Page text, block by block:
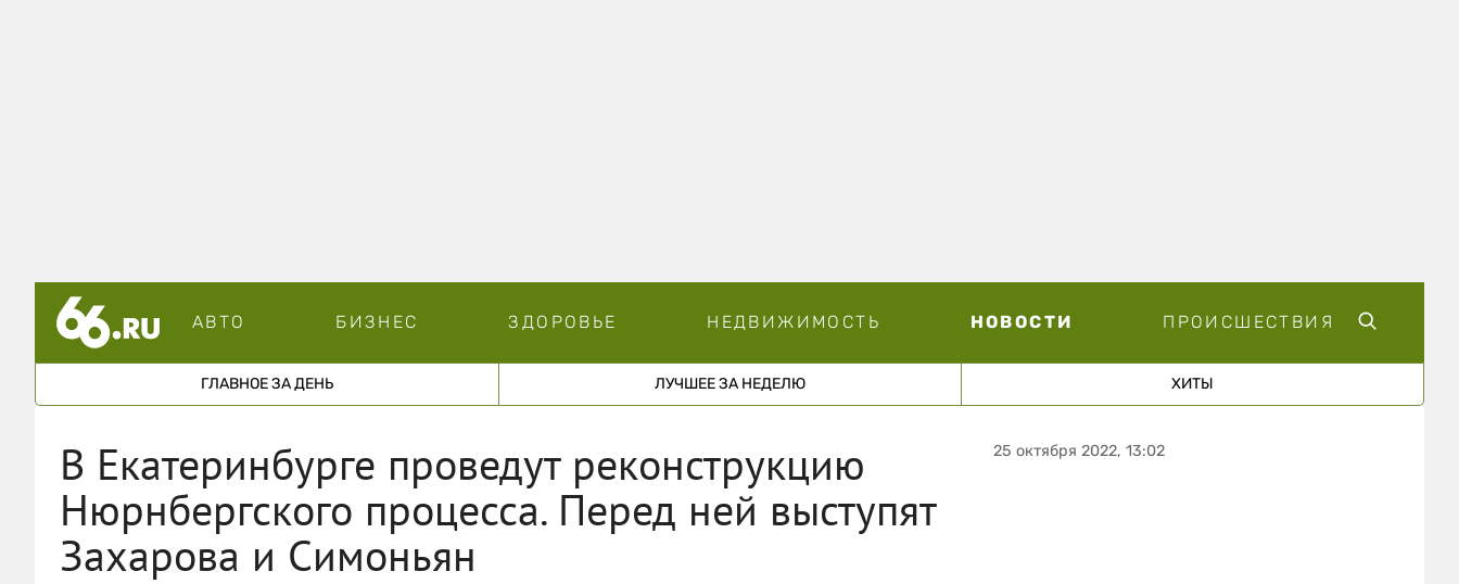
АВТО БИЗНЕС ЗДОРОВЬЕ НЕДВИЖИМОСТЬ НОВОСТИ ПРОИСШЕСТВИЯ
ГЛАВНОЕ ЗА ДЕНЬ ЛУЧШЕЕ ЗА НЕДЕЛЮ ХИТЫ
В Екатеринбурге проведут реконструкцию
Нюрнбергского процесса. Перед ней выступят
Захарова и Симоньян
25 октября 2022, 13:02